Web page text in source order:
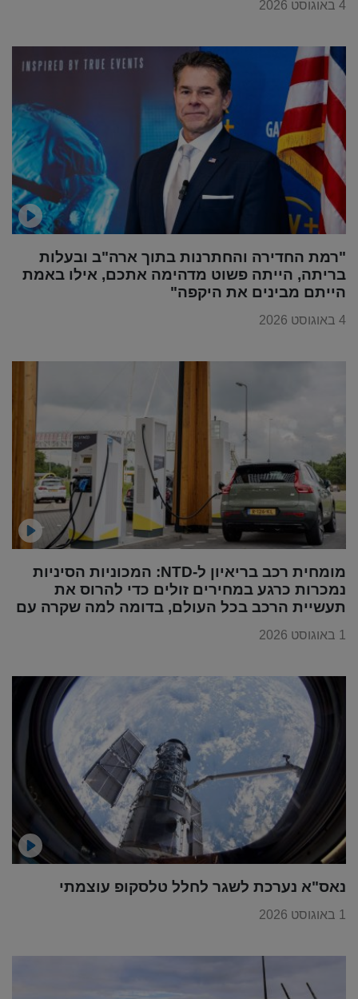
4 באוגוסט 2026
"רמת החדירה והחתרנות בתוך ארה"ב ובעלות
בריתה, הייתה פשוט מדהימה אתכם, אילו באמת
הייתם מבינים את היקפה"
4 באוגוסט 2026
מומחית רכב בריאיון ל-NTD: המכוניות הסיניות
נמכרות כרגע במחירים זולים כדי להרוס את
תעשיית הרכב בכל העולם, בדומה למה שקרה עם
1 באוגוסט 2026
נאס"א נערכת לשגר לחלל טלסקופ עוצמתי
1 באוגוסט 2026